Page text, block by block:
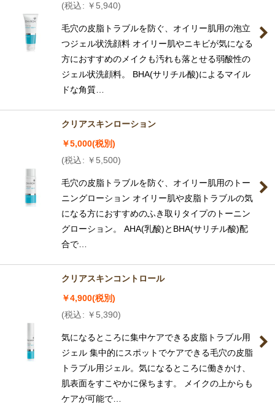
(税込: ￥ 5,940)
毛穴の皮脂トラブルを防ぐ、オイリー肌用の泡立
つジェル状洗顔料 オイリー肌やニキビが気になる
方におすすめのメイクも汚れも落とせる弱酸性の
ジェル状洗顔料。 BHA(サリチル酸)によるマイル
ドな角質…
クリアスキンローション
￥5,000(税別)
(税込: ￥ 5,500)
毛穴の皮脂トラブルを防ぐ、オイリー肌用のトー
ニングローション オイリー肌や皮脂トラブルの気
になる方におすすめのふき取りタイプのトーニン
グローション。 AHA(乳酸)とBHA(サリチル酸)配
合で…
クリアスキンコントロール
￥4,900(税別)
(税込: ￥ 5,390)
気になるところに集中ケアできる皮脂トラブル用
ジェル 集中的にスポットでケアできる毛穴の皮脂
トラブル用ジェル。気になるところに働きかけ、
肌表面をすこやかに保ちます。 メイクの上からも
ケアが可能で…